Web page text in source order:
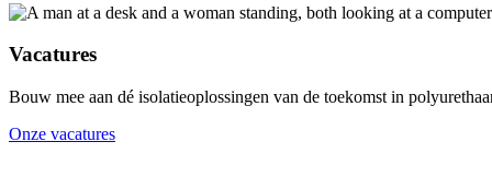
Vacatures
Bouw mee aan dé isolatieoplossingen van de toekomst in
Onze vacatures